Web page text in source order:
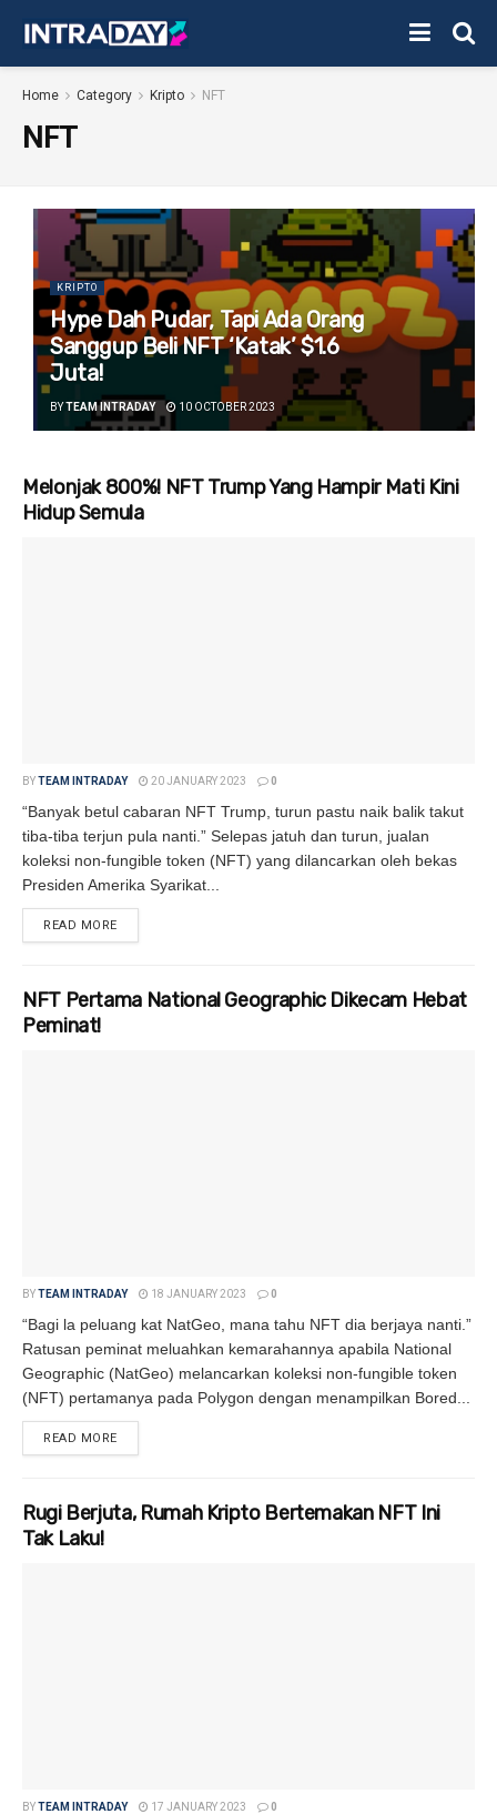
Home Category Kripto NFT
NFT
KRIPTO
Hype Dah Pudar, Tapi Ada Orang
Sanggup Beli NFT ‘Katak’ $1.6
Juta!
BYTEAM INTRADAY 10 OCTOBER 2023
Melonjak 800%! NFT Trump Yang Hampir Mati Kini
Hidup Semula
BYTEAM INTRADAY 20 JANUARY 2023 0
“Banyak betul cabaran NFT Trump, turun pastu naik balik takut
tiba-tiba terjun pula nanti.” Selepas jatuh dan turun, jualan
koleksi non-fungible token (NFT) yang dilancarkan oleh bekas
Presiden Amerika Syarikat...
READ MORE
NFT Pertama National Geographic Dikecam Hebat
Peminat!
BYTEAM INTRADAY 18 JANUARY 2023 0
“Bagi la peluang kat NatGeo, mana tahu NFT dia berjaya nanti.”
Ratusan peminat meluahkan kemarahannya apabila National
Geographic (NatGeo) melancarkan koleksi non-fungible token
(NFT) pertamanya pada Polygon dengan menampilkan Bored...
READ MORE
Rugi Berjuta, Rumah Kripto Bertemakan NFT Ini
Tak Laku!
BYTEAM INTRADAY 17 JANUARY 2023 0